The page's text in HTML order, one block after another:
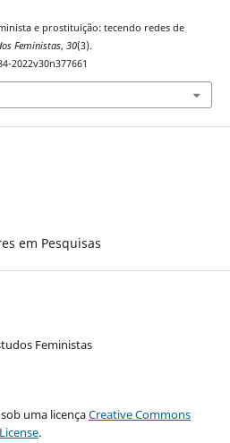
e prostituição: tecendo redes de
Feministas, 30(3).
2022v30n377661
em Pesquisas
Feministas
uma licençaCreative Commons
.